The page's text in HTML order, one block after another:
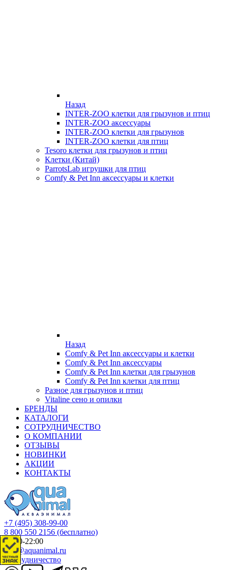
Назад
INTER-ZOO клетки для грызунов и птиц
INTER-ZOO аксессуары
INTER-ZOO клетки для грызунов
INTER-ZOO клетки для птиц
Tesoro клетки для грызунов и птиц
Клетки (Китай)
ParrotsLab игрушки для птиц
Comfy & Pet Inn аксессуары и клетки
Назад
Comfy & Pet Inn аксессуары и клетки
Comfy & Pet Inn аксессуары
Comfy & Pet Inn клетки для грызунов
Comfy & Pet Inn клетки для птиц
Разное для грызунов и птиц
Vitaline сено и опилки
БРЕНДЫ
КАТАЛОГИ
СОТРУДНИЧЕСТВО
О КОМПАНИИ
ОТЗЫВЫ
НОВИНКИ
АКЦИИ
КОНТАКТЫ
+7 (495) 308-99-00
8 800 550 2156 (бесплатно)
09:00-22:00
info@aquanimal.ru
Сотрудничество